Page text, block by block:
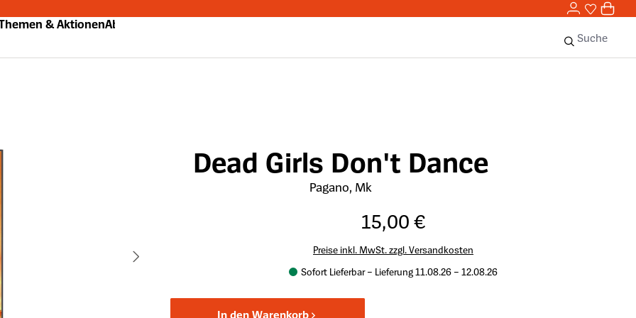
0,00
0
& AktionenAbo
Suche
Dead Girls Don't Dance
Pagano, Mk
15,00 €
Preise inkl. MwSt. zzgl. Versandkosten
Sofort Lieferbar – Lieferung 11.08.26 – 12.08.26
In den Warenkorb